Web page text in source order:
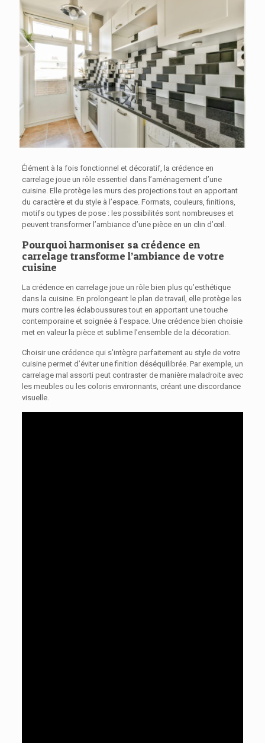
Élément à la fois fonctionnel et décoratif, la crédence en
carrelage joue un rôle essentiel dans l’aménagement d’une
cuisine. Elle protège les murs des projections tout en apportant
du caractère et du style à l’espace. Formats, couleurs, finitions,
motifs ou types de pose : les possibilités sont nombreuses et
peuvent transformer l’ambiance d’une pièce en un clin d’œil.
Pourquoi harmoniser sa crédence en
carrelage transforme l’ambiance de votre
cuisine
La crédence en carrelage joue un rôle bien plus qu’esthétique
dans la cuisine. En prolongeant le plan de travail, elle protège les
murs contre les éclaboussures tout en apportant une touche
contemporaine et soignée à l’espace. Une crédence bien choisie
met en valeur la pièce et sublime l’ensemble de la décoration.
Choisir une crédence qui s’intègre parfaitement au style de votre
cuisine permet d’éviter une finition déséquilibrée. Par exemple, un
carrelage mal assorti peut contraster de manière maladroite avec
les meubles ou les coloris environnants, créant une discordance
visuelle.